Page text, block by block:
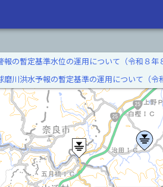
の暫定基準水位の運用について（令和８年
磨川洪水予報の暫定基準の運用について（令